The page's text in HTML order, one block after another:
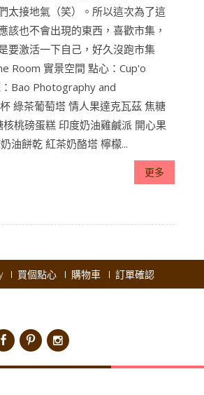
太接地氣（笑）。所以這次為了這
該也不會出現的東西，喜歡市集，
要激活一下自己，好久沒跑市集
Room 實景空間 點心：Cup'o
Bao Photography and
綠茶葡萄塔 情人果達克瓦茲 焦糖
桃磅蛋糕 印度奶油雞鹹派 開心果
油餅乾 紅茶奶酪塔 檸檬...
更多
買個點心 購物車 訂單確認